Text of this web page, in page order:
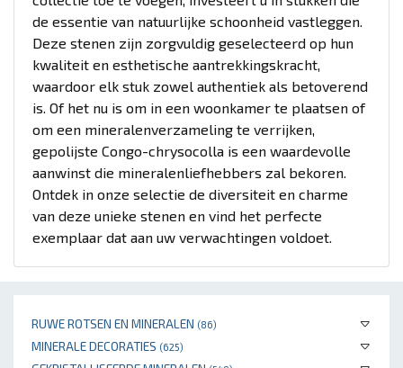
RUWE ROTSEN EN MINERALEN (86)
MINERALE DECORATIES (625)
de essentie van natuurlijke schoonheid vastleggen.
Deze stenen zijn zorgvuldig geselecteerd op hun
kwaliteit en esthetische aantrekkingskracht,
waardoor elk stuk zowel authentiek als betoverend
is. Of het nu is om in een woonkamer te plaatsen of
om een mineralenverzameling te verrijken,
gepolijste Congo-chrysocolla is een waardevolle
aanwinst die mineralenliefhebbers zal bekoren.
Ontdek in onze selectie de diversiteit en charme
van deze unieke stenen en vind het perfecte
exemplaar dat aan uw verwachtingen voldoet.